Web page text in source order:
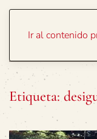
Ir al contenido
Etiqueta: